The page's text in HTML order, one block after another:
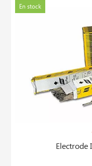
En stock
Electrode